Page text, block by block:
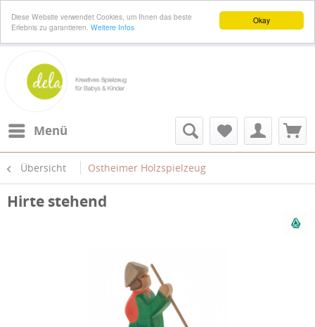
Okay
Diese Website verwendet Cookies, um Ihnen das beste
Erlebnis zu garantieren. Weitere Infos
Menü
Übersicht Ostheimer Holzspielzeug
Hirte stehend